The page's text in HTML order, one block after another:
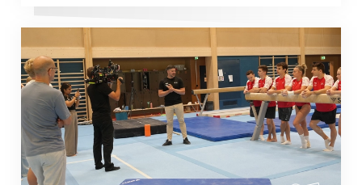
Mit klaren Zielen nach Zagreb